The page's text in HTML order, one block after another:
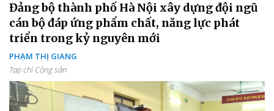
Đảng bộ thành phố Hà Nội xây dựng đội ngũ
cán bộ đáp ứng phẩm chất, năng lực phát
triển trong kỷ nguyên mới
PHẠM THỊ GIANG
Tạp chí Cộng sản